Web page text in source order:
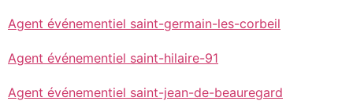
Agent événementiel saint-germain-les-corbeil
Agent événementiel saint-hilaire-91
Agent événementiel saint-jean-de-beauregard